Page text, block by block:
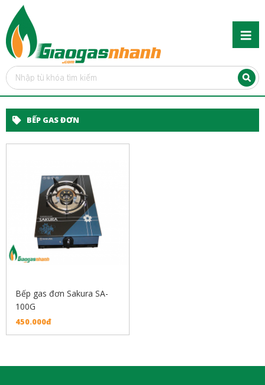
BẾP GAS ĐƠN
Bếp gas đơn Sakura SA-
100G
450.000đ